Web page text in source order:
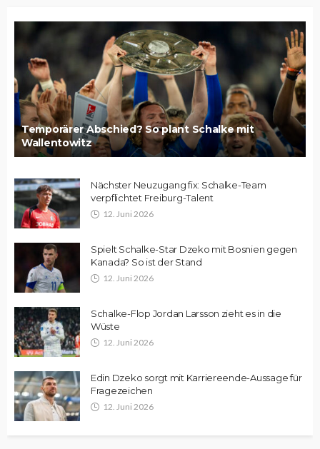
Temporärer Abschied? So plant Schalke mit
Wallentowitz
Nächster Neuzugang fix: Schalke-Team
verpflichtet Freiburg-Talent
12. Juni 2026
Spielt Schalke-Star Dzeko mit Bosnien gegen
Kanada? So ist der Stand
12. Juni 2026
Schalke-Flop Jordan Larsson zieht es in die
Wüste
12. Juni 2026
Edin Dzeko sorgt mit Karriereende-Aussage für
Fragezeichen
12. Juni 2026